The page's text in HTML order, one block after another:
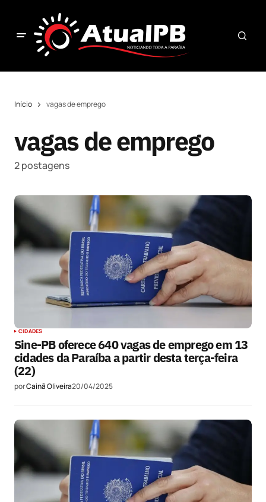
Início vagas de emprego
vagas de emprego
2 postagens
CIDADES
Sine-PB oferece 640 vagas de emprego em 13
cidades da Paraíba a partir desta terça-feira
(22)
porCainã Oliveira20/04/2025